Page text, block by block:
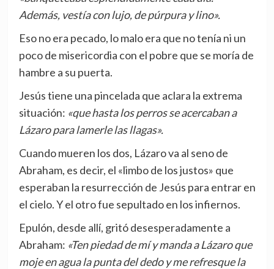
Además, vestía con lujo, de púrpura y lino».
Eso no era pecado, lo malo era que no tenía ni un
poco de misericordia con el pobre que se moría de
hambre a su puerta.
Jesús tiene una pincelada que aclara la extrema
situación: «que hasta los perros se acercaban a
Lázaro para lamerle las llagas».
Cuando mueren los dos, Lázaro va al seno de
Abraham, es decir, el «limbo de los justos» que
esperaban la resurrección de Jesús para entrar en
el cielo. Y el otro fue sepultado en los infiernos.
Epulón, desde allí, gritó desesperadamente a
Abraham: «Ten piedad de mí y manda a Lázaro que
moje en agua la punta del dedo y me refresque la